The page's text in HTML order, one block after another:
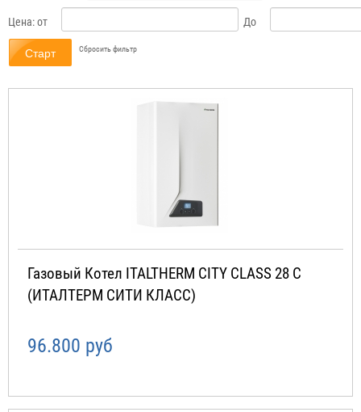
Цена:от До
Сбросить фильтр
Газовый Котел ITALTHERM CITY CLASS 28 C
(ИТАЛТЕРМ СИТИ КЛАСС)
96.800 руб